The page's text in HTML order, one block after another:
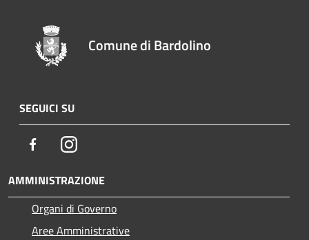
Comune di Bardolino
SEGUICI SU
FacebookInstagram
AMMINISTRAZIONE
Organi di Governo
Aree Amministrative